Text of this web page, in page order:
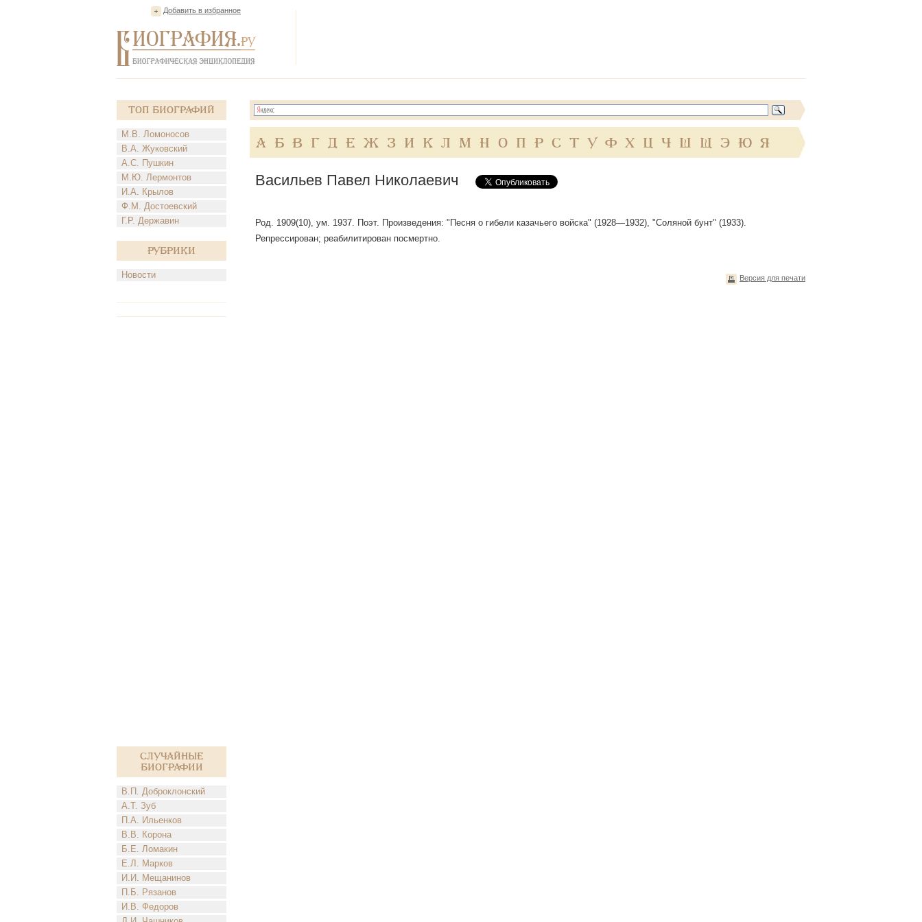
Добавить в избранное
Топ Биографий
М.В. Ломоносов
В.А. Жуковский
А.С. Пушкин
М.Ю. Лермонтов
И.А. Крылов
Ф.М. Достоевский
Г.Р. Державин
Рубрики
Новости
Случайные
биографии
В.П. Доброклонский
А.Т. Зуб
П.А. Ильенков
В.В. Корона
Б.Е. Ломакин
Е.Л. Марков
И.И. Мещанинов
П.Б. Рязанов
И.В. Федоров
А Б В Г Д Е Ж З И К Л М Н О П Р С Т У Ф Х Ц Ч Ш Щ Э Ю Я
Васильев Павел Николаевич
Род. 1909(10), ум. 1937. Поэт. Произведения: "Песня о гибели казачьего войска" (1928—1932), "Соляной бунт" (1933).
Репрессирован; реабилитирован посмертно.
Версия для печати